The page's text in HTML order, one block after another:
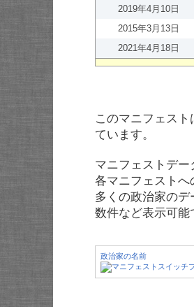
2019年4月10日
2015年3月13日
2021年4月18日
このマニフェスト
ています。
マニフェストデー
各マニフェストへ
多くの政治家のデ
数件など表示可能
政治家の名前